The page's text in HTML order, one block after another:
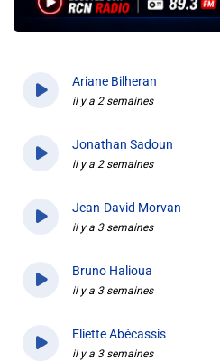
Info routes
MEDIAS
Photos
Ariane Bilheran
il y a 2 semaines
Jonathan Sadoun
il y a 2 semaines
Jean-David Morvan
il y a 3 semaines
Bruno Halioua
il y a 3 semaines
Eliette Abécassis
il y a 3 semaines